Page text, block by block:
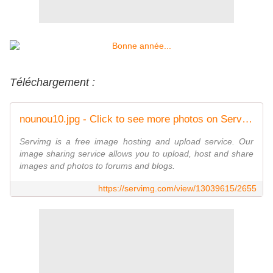
Téléchargement :
nounou10.jpg - Click to see more photos on ServImg
Servimg is a free image hosting and upload service. Our
image sharing service allows you to upload, host and share
images and photos to forums and blogs.
https://servimg.com/view/13039615/2655